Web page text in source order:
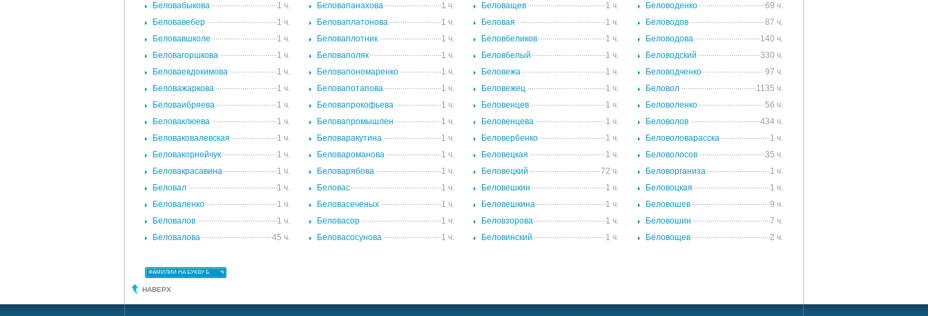
Беловабыкова
1 ч.
Беловавебер
1 ч.
Беловавшколе
1 ч.
Беловагоршкова
1 ч.
Беловаевдокимова
1 ч.
Беловажаркова
1 ч.
Беловаибряева
1 ч.
Беловаклюева
1 ч.
Беловаковалевская
1 ч.
Беловакорнейчук
1 ч.
Беловакрасавина
1 ч.
Беловал
1 ч.
Беловаленко
1 ч.
Беловалов
1 ч.
Беловалова
45 ч.
Беловапанахова
1 ч.
Беловаплатонова
1 ч.
Беловаплотник
1 ч.
Беловаполяк
1 ч.
Беловапономаренко
1 ч.
Беловапотапова
1 ч.
Беловапрокофьева
1 ч.
Беловапромышлен
1 ч.
Беловаракутина
1 ч.
Беловароманова
1 ч.
Беловарябова
1 ч.
Беловас
1 ч.
Беловасеченых
1 ч.
Беловасор
1 ч.
Беловасосунова
1 ч.
Беловащев
1 ч.
Беловая
1 ч.
Беловбеликов
1 ч.
Беловбелый
1 ч.
Беловежа
1 ч.
Беловежец
1 ч.
Беловенцев
1 ч.
Беловенцева
1 ч.
Беловербенко
1 ч.
Беловецкая
1 ч.
Беловецкий
72 ч.
Беловешкин
1 ч.
Беловешкина
1 ч.
Беловзорова
1 ч.
Беловинский
1 ч.
Беловоденко
69 ч.
Беловодов
87 ч.
Беловодова
140 ч.
Беловодский
330 ч.
Беловодченко
97 ч.
Беловол
1135 ч.
Беловоленко
56 ч.
Беловолов
434 ч.
Беловоловарасска
1 ч.
Беловолосов
35 ч.
Беловорганиза
1 ч.
Беловоцкая
1 ч.
Беловошев
9 ч.
Беловошин
7 ч.
Беловощев
2 ч.
ФАМИЛИИ НА БУКВУ Б
НАВЕРХ